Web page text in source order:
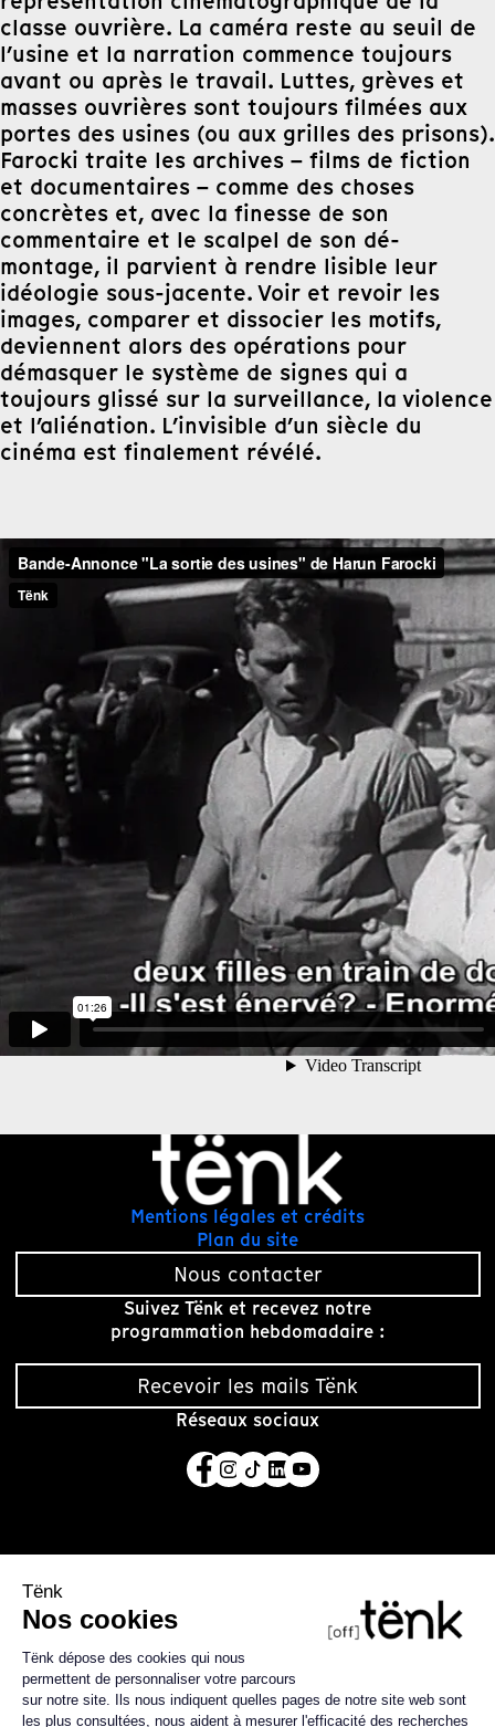
classe ouvrière. La caméra reste au seuil de
l’usine et la narration commence toujours
avant ou après le travail. Luttes, grèves et
masses ouvrières sont toujours filmées aux
portes des usines (ou aux grilles des prisons).
Farocki traite les archives – films de fiction
et documentaires – comme des choses
concrètes et, avec la finesse de son
commentaire et le scalpel de son dé-
montage, il parvient à rendre lisible leur
idéologie sous-jacente. Voir et revoir les
images, comparer et dissocier les motifs,
deviennent alors des opérations pour
démasquer le système de signes qui a
toujours glissé sur la surveillance, la violence
et l’aliénation. L’invisible d’un siècle du
cinéma est finalement révélé.
Mentions légales et crédits
Plan du site
Nous contacter
Suivez Tënk et recevez notre
programmation hebdomadaire :
Recevoir les mails Tënk
Réseaux sociaux